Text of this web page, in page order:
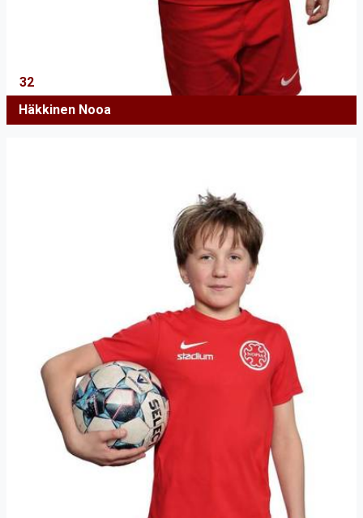
32
Häkkinen Nooa